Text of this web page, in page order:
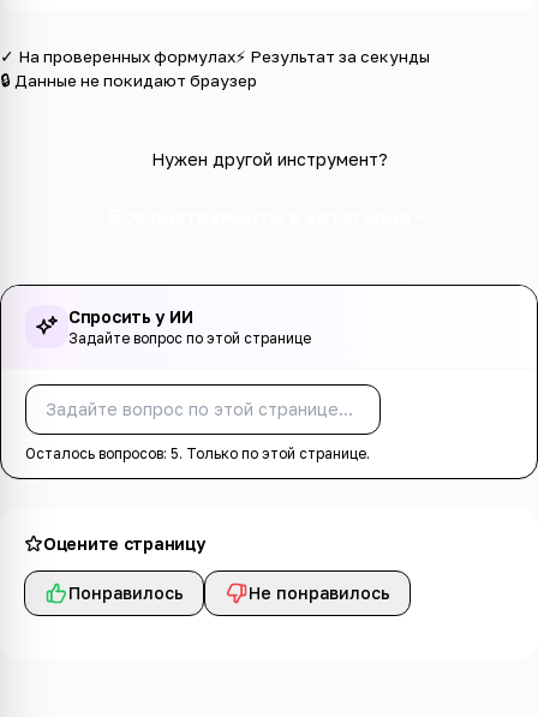
✓ На проверенных формулах⚡ Результат за секунды
🔒 Данные не покидают браузер
Нужен другой инструмент?
Спросить у ИИ
Задайте вопрос по этой странице
Осталось вопросов: 5. Только по этой странице.
Оцените страницу
Понравилось Не понравилось